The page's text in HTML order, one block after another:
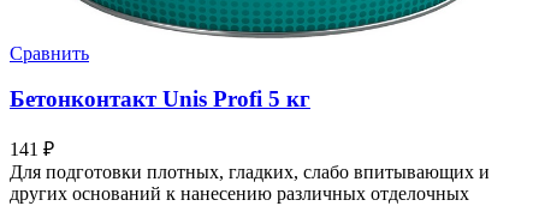
Сравнить
Бетонконтакт Unis Profi 5 кг
141 ₽
Для подготовки плотных, гладких, слабо впитывающих и
других оснований к нанесению различных отделочных